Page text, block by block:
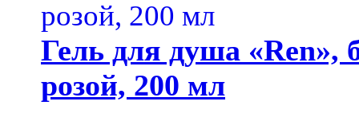
Гель для душа «Ren»,
розой, 200 мл